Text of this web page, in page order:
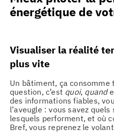
énergétique de
Visualiser la réalité
plus vite
Un bâtiment, ça consomme
question, c’est quoi, quand
des informations fiables,
l’aveugle : vous savez
lesquels performent, et où
Bref, vous reprenez le